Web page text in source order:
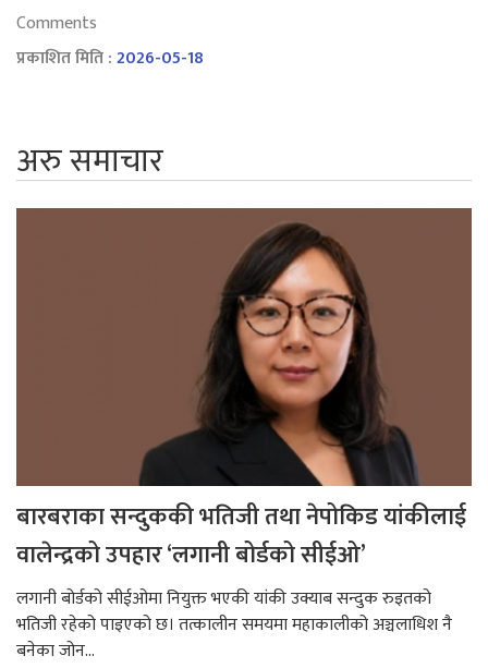
Comments
प्रकाशित मिति :2026-05-18
अरु समाचार
बारबराका सन्दुककी भतिजी तथा नेपोकिड यांकीलाई
वालेन्द्रको उपहार ‘लगानी बोर्डको सीईओ’
लगानी बोर्डको सीईओमा नियुक्त भएकी यांकी उक्याब सन्दुक रुइतको
भतिजी रहेको पाइएको छ। तत्कालीन समयमा महाकालीको अञ्चलाधिश नै
बनेका जोन...